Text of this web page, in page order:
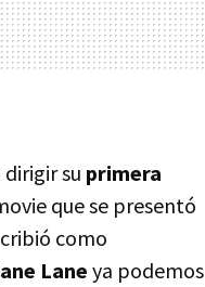
su primera
que se presentó
como
Laneya podemos